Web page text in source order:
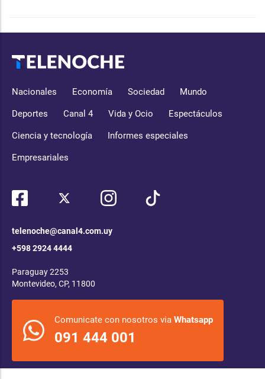
Nacionales Economía Sociedad Mundo
Deportes Canal 4 Vida y Ocio Espectáculos
Ciencia y tecnología Informes especiales
Empresariales
telenoche@canal4.com.uy
+598 2924 4444
Paraguay 2253
Montevideo, CP, 11800
Comunicate con nosotros via Whatsapp
091 444 001